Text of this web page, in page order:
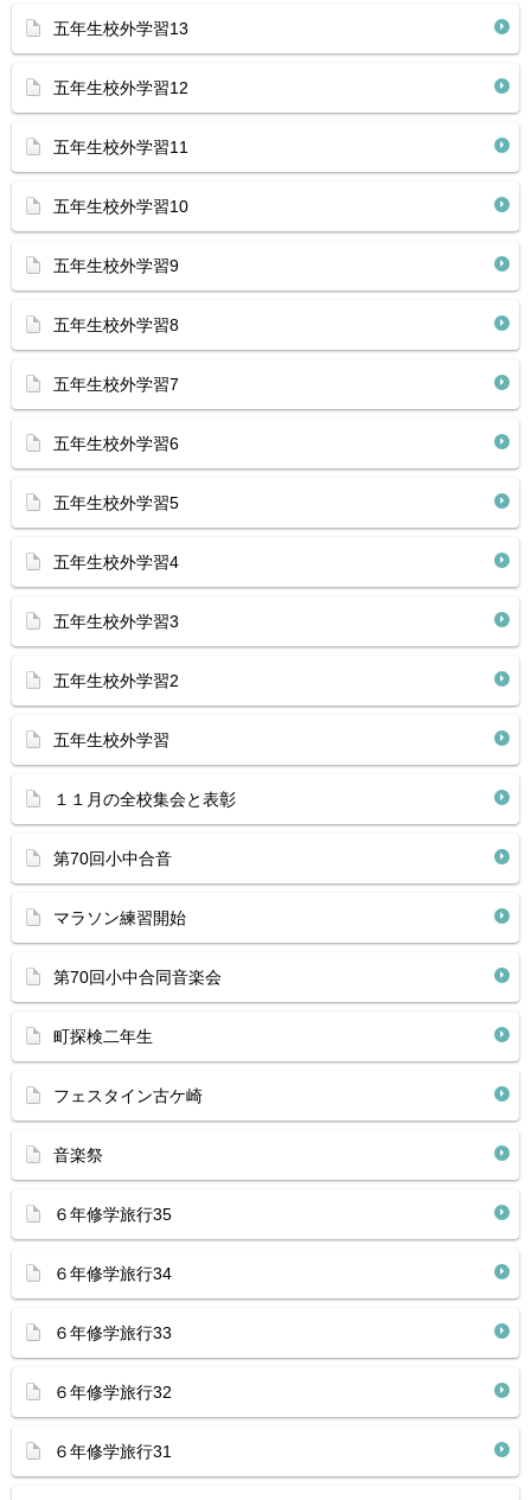
五年生校外学習13
五年生校外学習12
五年生校外学習11
五年生校外学習10
五年生校外学習9
五年生校外学習8
五年生校外学習7
五年生校外学習6
五年生校外学習5
五年生校外学習4
五年生校外学習3
五年生校外学習2
五年生校外学習
１１月の全校集会と表彰
第70回小中合音
マラソン練習開始
第70回小中合同音楽会
町探検二年生
フェスタイン古ケ崎
音楽祭
６年修学旅行35
６年修学旅行34
６年修学旅行33
６年修学旅行32
６年修学旅行31